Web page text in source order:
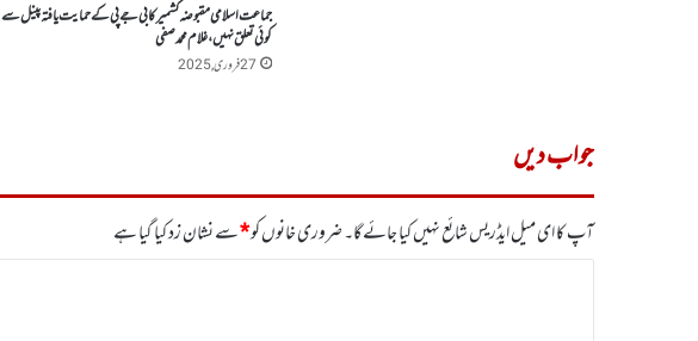
جماعت اسلامی مقبوضہ کشمیر کا بی جے پی کے حمایت یافتہ پینل سے
کوئی تعلق نہیں ، غلام محمد صفی
27 فروری, 2025
جواب دیں
آپ کا ای میل ایڈریس شائع نہیں کیا جائے گا۔ضروری خانوں کو*سے نشان زد کیا گیا ہے